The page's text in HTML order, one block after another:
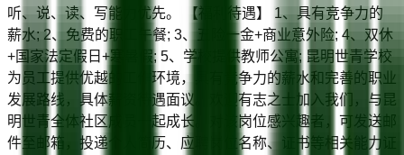
听、说、读、写能力优先。 【福利待遇】 1、具有竞争力的
薪水; 2、免费的职工午餐; 3、五险一金+商业意外险; 4、双休
+国家法定假日+寒暑假; 5、学校提供教师公寓; 昆明世青学校
为员工提供优越的工作环境，具有竞争力的薪水和完善的职业
发展路线，具体薪资待遇面议。欢迎有志之士加入我们，与昆
明世青全体社区成员一起成长。对该岗位感兴趣者，可发送邮
件至邮箱，投递个人简历、应聘岗位名称、证书等相关能力证